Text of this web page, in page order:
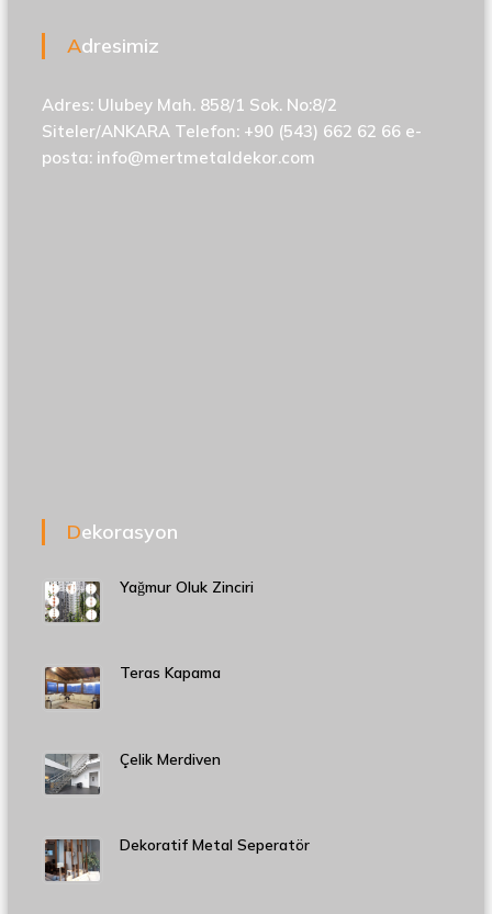
Adresimiz
Adres: Ulubey Mah. 858/1 Sok. No:8/2
Siteler/ANKARA Telefon: +90 (543) 662 62 66 e-
posta: info@mertmetaldekor.com
Dekorasyon
Yağmur Oluk Zinciri
Teras Kapama
Çelik Merdiven
Dekoratif Metal Seperatör